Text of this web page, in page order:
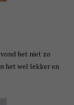
het niet zo
het wel lekker en